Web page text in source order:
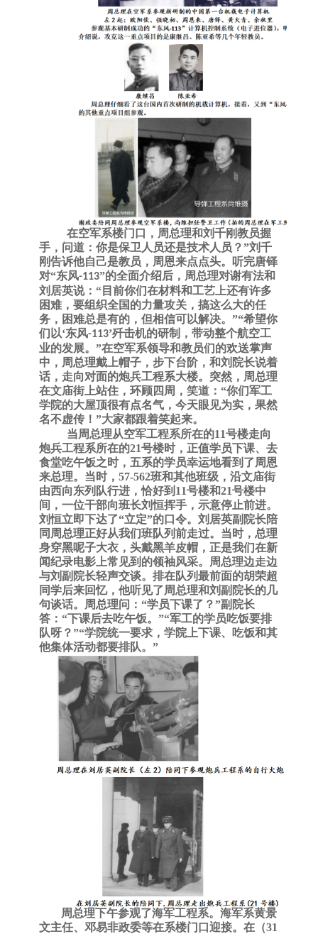
在空军系楼门口，周总理和刘千刚教员握
手，问道：你是保卫人员还是技术人员？”刘千
刚告诉他自己是教员，周恩来点点头。听完唐铎
对“东风-113”的全面介绍后，周总理对谢有法和
刘居英说：“目前你们在材料和工艺上还有许多
困难，要组织全国的力量攻关，搞这么大的任
务，困难总是有的，但相信可以解决。”“希望你
们以‘东风-113’歼击机的研制，带动整个航空工
业的发展。”在空军系领导和教员们的欢送掌声
中，周总理戴上帽子，步下台阶，和刘院长说着
话，走向对面的炮兵工程系大楼。突然，周总理
在文庙街上站住，环顾四周，笑道：“你们军工
学院的大屋顶很有点名气，今天眼见为实，果然
名不虚传！”大家都跟着笑起来。
当周总理从空军工程系所在的11号楼走向
炮兵工程系所在的21号楼时，正值学员下课、去
食堂吃午饭之时，五系的学员幸运地看到了周恩
来总理。当时，57-562班和其他班级，沿文庙街
由西向东列队行进，恰好到11号楼和21号楼中
间，一位干部向班长刘恒挥手，示意停止前进。
刘恒立即下达了“立定”的口令。刘居英副院长陪
同周总理正好从我们班队列前走过。当时，总理
身穿黑呢子大衣，头戴黑羊皮帽，正是我们在新
闻纪录电影上常见到的领袖风采。周总理边走边
与刘副院长轻声交谈。排在队列最前面的胡荣超
同学后来回忆，他听见了周总理和刘副院长的几
句谈话。周总理问：“学员下课了？”副院长
答：“下课后去吃午饭。”“军工的学员吃饭要排
队呀？”“学院统一要求，学院上下课、吃饭和其
他集体活动都要排队。”
周总理下午参观了海军工程系。海军系黄景
文主任、邓易非政委等在系楼门口迎接。在（31